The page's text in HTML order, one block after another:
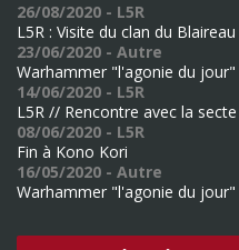
26/08/2020 - L5R
L5R : Visite du clan du Blaireau
23/06/2020 - Autre
Warhammer "l'agonie du
14/06/2020 - L5R
L5R // Rencontre avec la
08/06/2020 - L5R
Fin à Kono Kori
16/05/2020 - Autre
Warhammer "l'agonie du